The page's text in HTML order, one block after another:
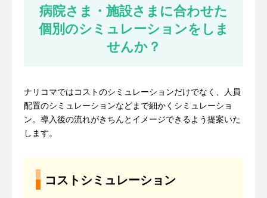
病院さま・施設さまに合わせた
個別のシミュレーションをしま
せんか？
ナリコマではコストのシミュレーションだけでなく、人員
配置のシミュレーションなどまで細かくシミュレーショ
ン。導入後の流れがきちんとイメージできるよう提案いた
します。
コストシミュレーション